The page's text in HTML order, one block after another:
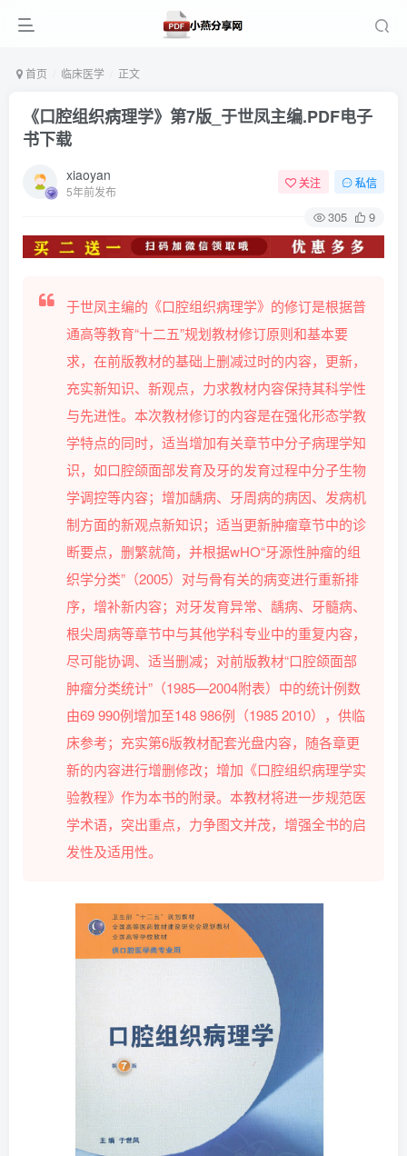
首页 临床医学 正文
《口腔组织病理学》第7版_于世凤主编.PDF电子
书下载
xiaoyan
5年前发布
关注 私信
305 9
于世凤主编的《口腔组织病理学》的修订是根据普
通高等教育“十二五”规划教材修订原则和基本要
求，在前版教材的基础上删减过时的内容，更新，
充实新知识、新观点，力求教材内容保持其科学性
与先进性。本次教材修订的内容是在强化形态学教
学特点的同时，适当增加有关章节中分子病理学知
识，如口腔颌面部发育及牙的发育过程中分子生物
学调控等内容；增加龋病、牙周病的病因、发病机
制方面的新观点新知识；适当更新肿瘤章节中的诊
断要点，删繁就简，并根据wHO“牙源性肿瘤的组
织学分类”（2005）对与骨有关的病变进行重新排
序，增补新内容；对牙发育异常、龋病、牙髓病、
根尖周病等章节中与其他学科专业中的重复内容，
尽可能协调、适当删减；对前版教材“口腔颌面部
肿瘤分类统计”（1985—2004附表）中的统计例数
由69 990例增加至148 986例（1985 2010），供临
床参考；充实第6版教材配套光盘内容，随各章更
新的内容进行增删修改；增加《口腔组织病理学实
验教程》作为本书的附录。本教材将进一步规范医
学术语，突出重点，力争图文并茂，增强全书的启
发性及适用性。